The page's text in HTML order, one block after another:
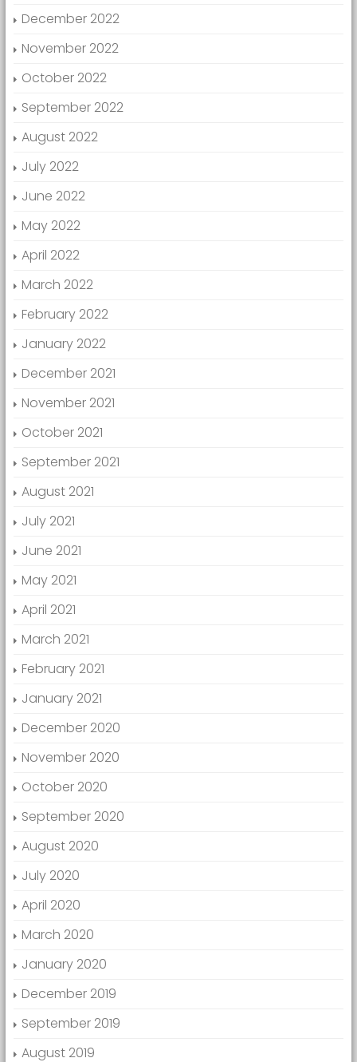
December 2022
November 2022
October 2022
September 2022
August 2022
July 2022
June 2022
May 2022
April 2022
March 2022
February 2022
January 2022
December 2021
November 2021
October 2021
September 2021
August 2021
July 2021
June 2021
May 2021
April 2021
March 2021
February 2021
January 2021
December 2020
November 2020
October 2020
September 2020
August 2020
July 2020
April 2020
March 2020
January 2020
December 2019
September 2019
August 2019